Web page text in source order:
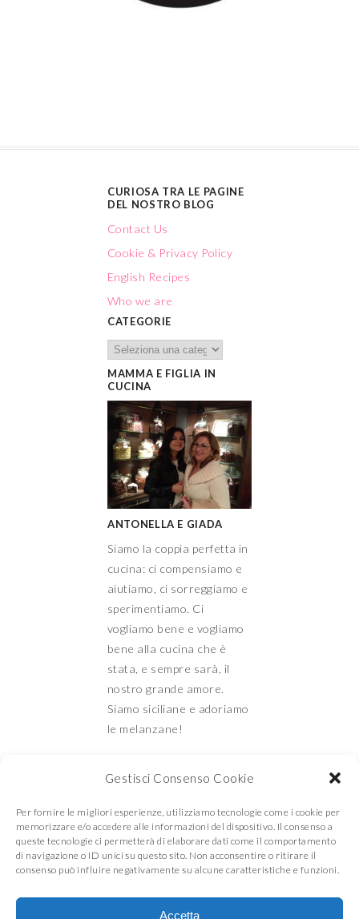
Gestisci Consenso Cookie
Per fornire le migliori esperienze, utilizziamo tecnologie come i cookie per
memorizzare e/o accedere alle informazioni del dispositivo. Il consenso a
queste tecnologie ci permetterà di elaborare dati come il comportamento
di navigazione o ID unici su questo sito. Non acconsentire o ritirare il
consenso può influire negativamente su alcune caratteristiche e funzioni.
Accetta
CURIOSA TRA LE PAGINE
DEL NOSTRO BLOG
Contact Us
Cookie & Privacy Policy
English Recipes
Who we are
CATEGORIE
MAMMA E FIGLIA IN
CUCINA
ANTONELLA E GIADA
Siamo la coppia perfetta in
cucina: ci compensiamo e
aiutiamo, ci sorreggiamo e
sperimentiamo. Ci
vogliamo bene e vogliamo
bene alla cucina che è
stata, e sempre sarà, il
nostro grande amore.
Siamo siciliane e adoriamo
le melanzane!
Mamma e Figlia in
cucina